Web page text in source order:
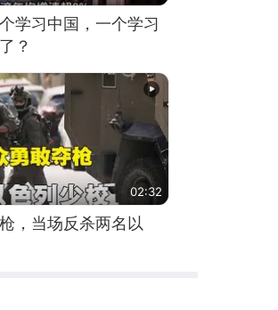
学习中国，一个学习
？
02:32
，当场反杀两名以